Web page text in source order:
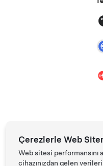
Çerezlerle Web
Web sitesi
cihazınızdan gelen